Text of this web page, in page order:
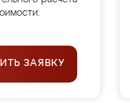
ЗАЯВКУ